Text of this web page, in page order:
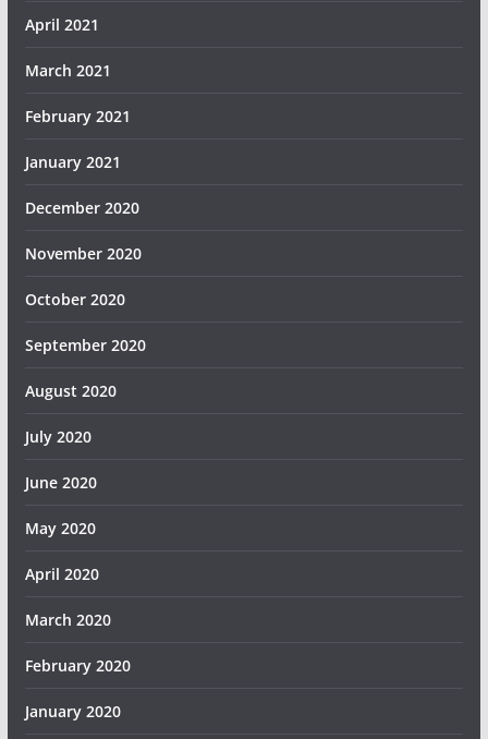
April 2021
March 2021
February 2021
January 2021
December 2020
November 2020
October 2020
September 2020
August 2020
July 2020
June 2020
May 2020
April 2020
March 2020
February 2020
January 2020